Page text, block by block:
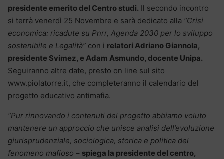
presidente emerito del Centro studi. Il secondo incontro
si terrà venerdì 25 Novembre e sarà dedicato alla “Crisi
economica: ricadute su Pnrr, Agenda 2030 per lo sviluppo
sostenibile e Legalità” con i relatori Adriano Giannola,
presidente Svimez, e Adam Asmundo, docente Unipa.
Seguiranno altre date, presto on line sul sito
www.piolatorre.it, che completeranno il calendario del
progetto educativo antimafia.
“Pur rinnovando i contenuti del progetto abbiamo voluto
mantenere un approccio che unisce analisi dell’evoluzione
giurisprudenziale, sociologica, storica e politica del
fenomeno mafioso – spiega la presidente del centro,